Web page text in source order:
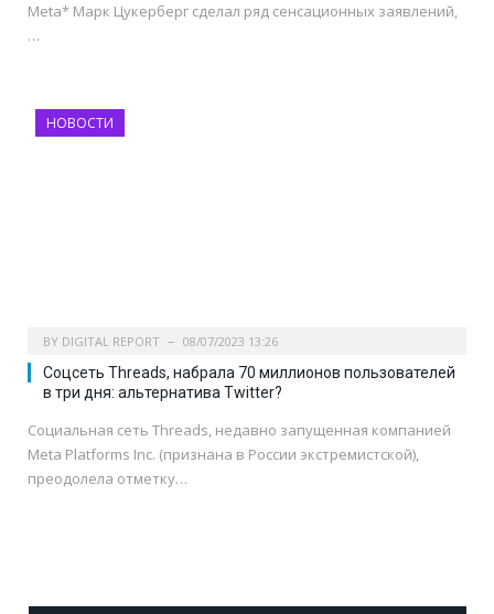
Meta* Марк Цукерберг сделал ряд сенсационных заявлений,
…
НОВОСТИ
BY DIGITAL REPORT 08/07/2023 13:26
Соцсеть Threads, набрала 70 миллионов пользователей
в три дня: альтернатива Twitter?
Социальная сеть Threads, недавно запущенная компанией
Meta Platforms Inc. (признана в России экстремистской),
преодолела отметку…